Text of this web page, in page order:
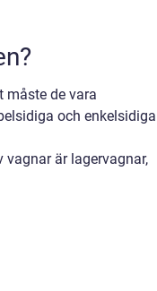
måste de vara
och enkelsidiga
vagnar är lagervagnar,